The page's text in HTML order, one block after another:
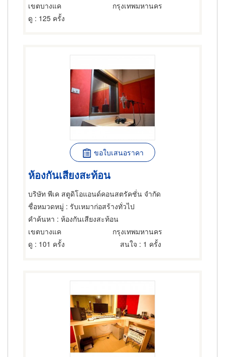
เขตบางแค
กรุงเทพมหานคร
ดู : 125 ครั้ง
ขอใบเสนอราคา
ห้องกันเสียงสะท้อน
บริษัท พีเค สตูดิโอแอนด์คอนสตรัคชั่น จำกัด
ชื่อหมวดหมู่ : รับเหมาก่อสร้างทั่วไป
คำค้นหา : ห้องกันเสียงสะท้อน
เขตบางแค
กรุงเทพมหานคร
ดู : 101 ครั้ง สนใจ : 1 ครั้ง